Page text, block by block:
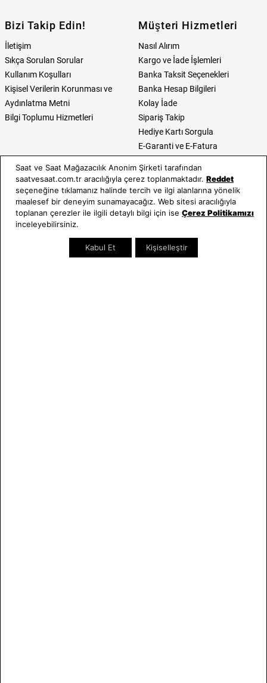
Bizi Takip Edin!
İletişim
Sıkça Sorulan Sorular
Kullanım Koşulları
Kişisel Verilerin Korunması ve
Aydınlatma Metni
Bilgi Toplumu Hizmetleri
Müşteri Hizmetleri
Nasıl Alırım
Kargo ve İade İşlemleri
Banka Taksit Seçenekleri
Banka Hesap Bilgileri
Kolay İade
Sipariş Takip
Hediye Kartı Sorgula
E-Garanti ve E-Fatura
Saat ve Saat
Hakkımızda
Neden Saat ve Saat
Kategoriler
Erkek Saat
Kadın Saat
Takı & Aksesuar
Saat ve Saat Mağazacılık Anonim Şirketi tarafından
saatvesaat.com.tr aracılığıyla çerez toplanmaktadır. Reddet
seçeneğine tıklamanız halinde tercih ve ilgi alanlarına yönelik
maalesef bir deneyim sunamayacağız. Web sitesi aracılığıyla
toplanan çerezler ile ilgili detaylı bilgi için ise Çerez Politikamızı
inceleyebilirsiniz.
Kabul Et Kişiselleştir